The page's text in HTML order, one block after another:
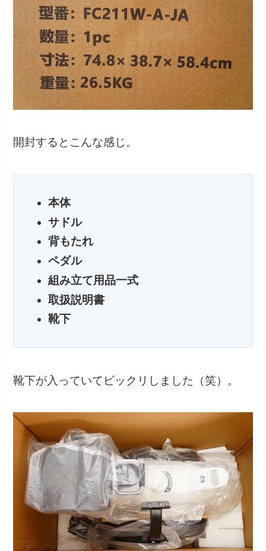
開封するとこんな感じ。
本体
サドル
背もたれ
ペダル
組み立て用品一式
取扱説明書
靴下
靴下が入っていてビックリしました（笑）。